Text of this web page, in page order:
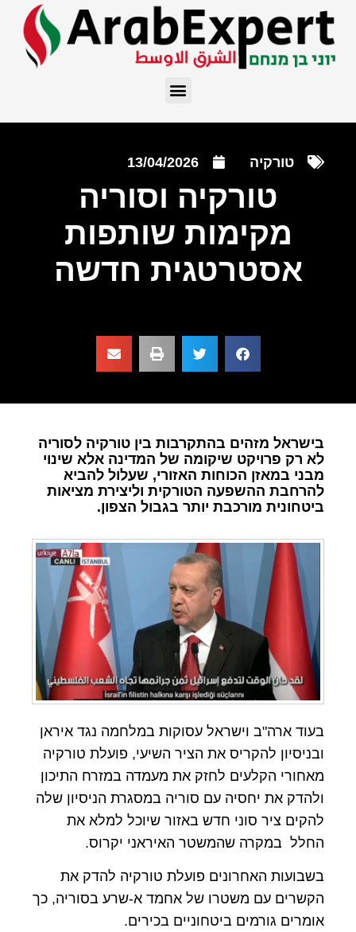
טורקיה 13/04/2026
טורקיה וסוריה
מקימות שותפות
אסטרטגית חדשה
בישראל מזהים בהתקרבות בין טורקיה לסוריה
לא רק פרויקט שיקומה של המדינה אלא שינוי
מבני במאזן הכוחות האזורי, שעלול להביא
להרחבת ההשפעה הטורקית וליצירת מציאות
ביטחונית מורכבת יותר בגבול הצפון.
בעוד ארה"ב וישראל עסוקות במלחמה נגד איראן
ובניסיון להקריס את הציר השיעי, פועלת טורקיה
מאחורי הקלעים לחזק את מעמדה במזרח התיכון
ולהדק את יחסיה עם סוריה במסגרת הניסיון שלה
להקים ציר סוני חדש באזור שיוכל למלא את
החלל במקרה שהמשטר האיראני יקרוס.
בשבועות האחרונים פועלת טורקיה להדק את
הקשרים עם משטרו של אחמד א-שרע בסוריה, כך
אומרים גורמים ביטחוניים בכירים.